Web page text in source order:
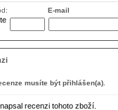
E-mail
musíte být přihlášen(a).
recenzi tohoto zboží.